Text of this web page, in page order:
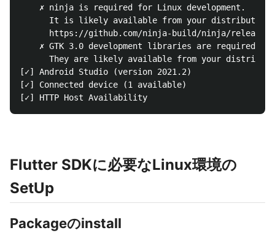
    ✗ ninja is required for Linux development.
It is likely available from your
      https://github.com/ninja-build/ninja/releases
✗ GTK 3.0 development libraries are required
They are likely available from your
[✓] Android Studio (version 2021.2)
[✓] Connected device (1 available)
Flutter SDKに必要なLinux環境の
SetUp
Packageのinstall